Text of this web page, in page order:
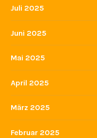
Juli 2025
Juni 2025
Mai 2025
April 2025
März 2025
Februar 2025